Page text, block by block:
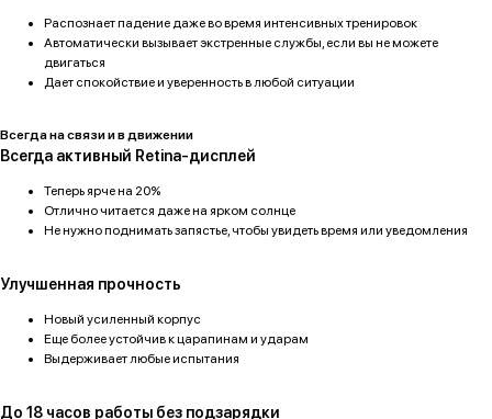
Распознает падение даже во время интенсивных тренировок
Автоматически вызывает экстренные службы, если вы не можете
двигаться
Дает спокойствие и уверенность в любой ситуации
Всегда на связи и в движении
Всегда активный Retina-дисплей
Теперь ярче на 20%
Отлично читается даже на ярком солнце
Не нужно поднимать запястье, чтобы увидеть время или уведомления
Улучшенная прочность
Новый усиленный корпус
Еще более устойчив к царапинам и ударам
Выдерживает любые испытания
До 18 часов работы без подзарядки